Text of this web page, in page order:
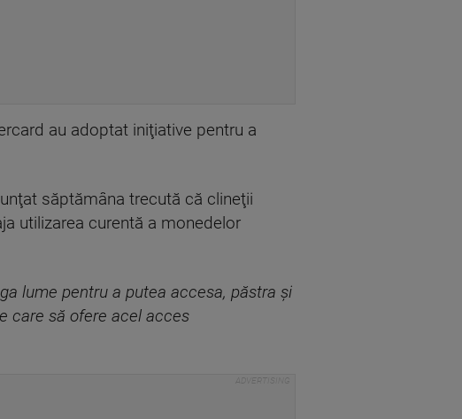
au adoptat iniţiative pentru a
săptămâna trecută că clineţii
utilizarea curentă a monedelor
lume pentru a putea accesa, păstra şi
care să ofere acel acces